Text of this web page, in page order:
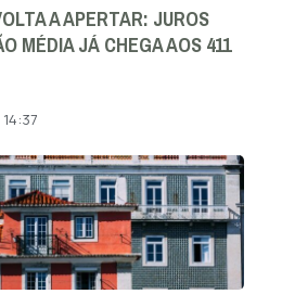
A APERTAR: JUROS
MÉDIA JÁ CHEGA AOS 411
14:37